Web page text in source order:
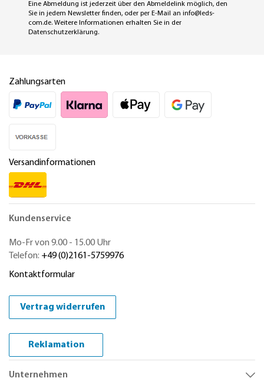
Eine Abmeldung ist jederzeit über den Abmeldelink möglich, den
Sie in jedem Newsletter finden, oder per E-Mail an info@leds-
com.de. Weitere Informationen erhalten Sie in der
Datenschutzerklärung.
Zahlungsarten
Versandinformationen
Kundenservice
Mo-Fr von 9.00 - 15.00 Uhr
Telefon: +49 (0)2161-5759976
Kontaktformular
Vertrag widerrufen
Reklamation
Unternehmen